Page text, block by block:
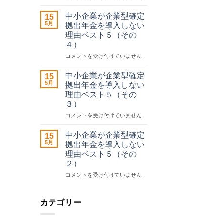
ベ
イ
【障
害
年
金】
請
サ
ポ
ー
ト
セ
タ
ー
運
営
開
始
15
5月
中小企業が企業型確定
拠出年金を導入しない
理由ベスト５（その
４）
中
企
業
が
企
業
型
定
拠
出
年
金
を
し
な
コメントを受け付けていません
15
5月
中小企業が企業型確定
拠出年金を導入しない
理由ベスト５（その
３）
中
企
業
が
企
業
型
拠
出
コメントを受け付けていません
15
5月
中小企業が企業型確定
拠出年金を導入しない
理由ベスト５（その
２）
中
業
が
コメントを受け付けていません
カテゴリー